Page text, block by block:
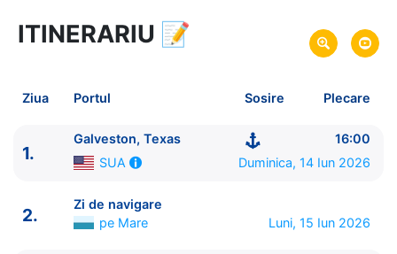
8 zile vacanta de croaziera in
link oferta
Plecare pe 14 Iun 2026 din Galveston, Texas, SUA
MSC Cruises
ITINERARIU 📝
Ziua Portul Sosire Plecare
1.
Galveston, Texas
16:00
SUA
Duminica, 14 Iun 2026
2.
Zi de navigare
pe Mare
Luni, 15 Iun 2026